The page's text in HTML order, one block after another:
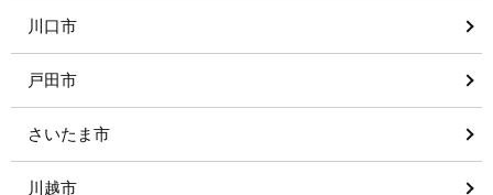
川口市
戸田市
さいたま市
川越市